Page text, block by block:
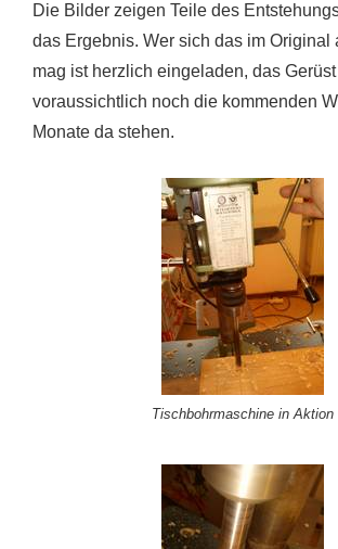
Die Bilder zeigen Teile des
das Ergebnis. Wer sich das im Original
mag ist herzlich eingeladen, das Gerüst
voraussichtlich noch die kommenden
Monate da stehen.
Tischbohrmaschine in Aktion